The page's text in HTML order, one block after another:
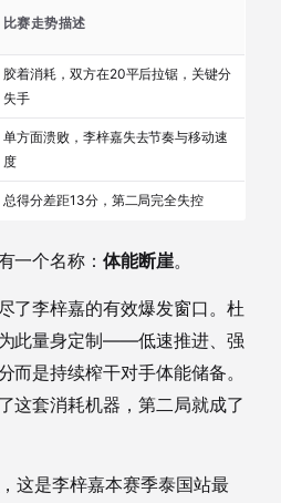
比赛走势描述
胶着消耗，双方在20平后拉锯，关键分
失手
单方面溃败，李梓嘉失去节奏与移动速
度
总得分差距13分，第二局完全失控
一个名称：体能断崖。
了李梓嘉的有效爆发窗口。杜
此量身定制——低速推进、强
而是持续榨干对手体能储备。
这套消耗机器，第二局就成了
，这是李梓嘉本赛季泰国站最